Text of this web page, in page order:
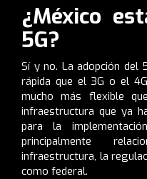
¿México
5G?
Sí y no. La adopción del
rápida que el 3G o el
mucho más flexible
infraestructura que ya
para la
principalmente
infraestructura, la
como federal.